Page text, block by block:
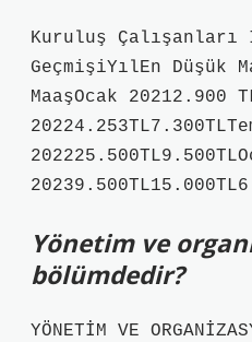
Kuruluş Çalışanları
GeçmişiYılEn Düşük
MaaşOcak 20212.900
Yönetim ve
bölümdedir?
YÖNETİM VE